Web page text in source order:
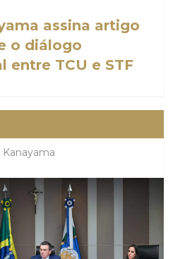
assina artigo
o diálogo
entre TCU e STF
Kanayama